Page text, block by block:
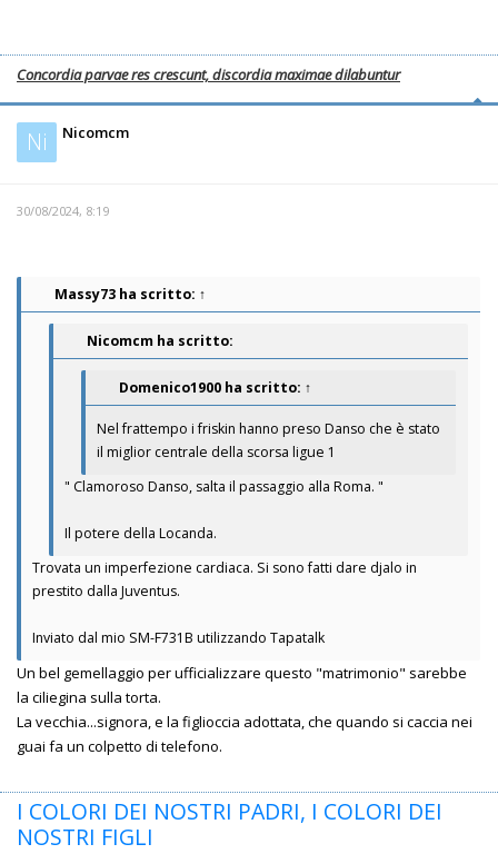
Concordia parvae res crescunt, discordia maximae dilabuntur
Ni Nicomcm
30/08/2024, 8:19
Massy73 ha scritto: ↑
Nicomcm ha scritto:
Domenico1900 ha scritto: ↑
Nel frattempo i friskin hanno preso Danso che è stato
il miglior centrale della scorsa ligue 1
" Clamoroso Danso, salta il passaggio alla Roma. "
Il potere della Locanda.
Trovata un imperfezione cardiaca. Si sono fatti dare djalo in
prestito dalla Juventus.
Inviato dal mio SM-F731B utilizzando Tapatalk
Un bel gemellaggio per ufficializzare questo "matrimonio" sarebbe
la ciliegina sulla torta.
La vecchia...signora, e la figlioccia adottata, che quando si caccia nei
guai fa un colpetto di telefono.
I COLORI DEI NOSTRI PADRI, I COLORI DEI
NOSTRI FIGLI